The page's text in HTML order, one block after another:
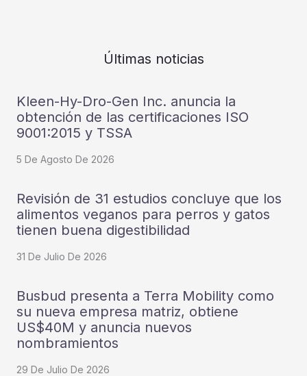
Últimas noticias
Kleen-Hy-Dro-Gen Inc. anuncia la
obtención de las certificaciones ISO
9001:2015 y TSSA
5 De Agosto De 2026
Revisión de 31 estudios concluye que los
alimentos veganos para perros y gatos
tienen buena digestibilidad
31 De Julio De 2026
Busbud presenta a Terra Mobility como
su nueva empresa matriz, obtiene
US$40M y anuncia nuevos
nombramientos
29 De Julio De 2026